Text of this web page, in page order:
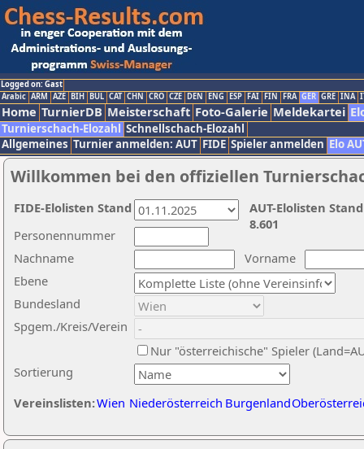
Logged on: Gast
Arabic ARM AZE BIH BUL CAT CHN CRO CZE DEN ENG ESP FAI FIN FRA GER GRE INA
Home TurnierDB Meisterschaft Foto-Galerie Meldekartei
Turnierschach-Elozahl Schnellschach-Elozahl
Allgemeines Turnier anmelden: AUT FIDE Spieler anmelden Elo
Willkommen bei den offiziellen
Nachname
Vorname
Ebene
Sortierung
Personennummer
Bundesland
Spgem./Kreis/Verein
Nur "österreichische" Spieler
Vereinslisten:Wien Niederösterreich Burgenland
AUT-Elolisten
8.601
FIDE-Elolisten Stand